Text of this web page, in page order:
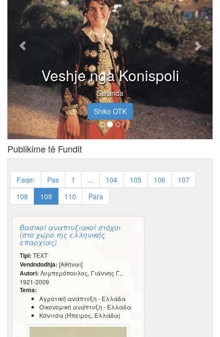
Veshje nga Konispoli
Saranda
Shiko OTK
Publikime të Fundit
Faqe: Pas 1 ... 104 105 106
107
108
109 110 Para
Βασικοί αναπτυξιακοί στόχοι
(στο χώρο της ελληνικής
επαρχίας)
Tipi: TEXT
Vendndodhja: [Αθήναι]
Autori: Λυμπερόπουλος, Γιάννης Γ.,
1921-2009
Tema:
Αγροτική ανάπτυξη - Ελλάδα
Οικονομική ανάπτυξη - Ελλάδα
Κόνιτσα (Ήπειρος, Ελλάδα)